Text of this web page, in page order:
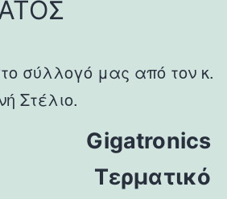
σύλλογό μας από τον κ.
Στέλιο.
Gigatronics
Τερματικό